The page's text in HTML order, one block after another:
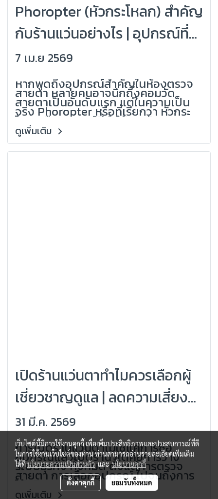
Phoropter (หัวกระโหลก) สำคัญ
กับร้านแว่นอย่างไร | อุปกรณ์ที่
ทำให้วัดสายตาแม่นขึ้น
(Grandlondon Optical)
7 เม.ย 2569
หากพูดถึงอุปกรณ์สำคัญในห้องตรวจ
สายตา หลายคนอาจนึกถึงคอมวัด
สายตาเป็นอันดับแรก แต่ในความเป็น
จริง Phoropter หรือที่เรียกว่า หัวกระ
โหลก คืออุปกรณ์ที่ทำให้การวัดสายตา
แม่นยำจริงเพราะแม้คอมจะวัดค่าเบื้อง
ต้นได้ดี แต่ค่าที่ลูกค้าใส่สบายและใช้งาน
ได้จริง ต้องผ่านการปรับด้วย
ดูเพิ่มเติม
เปิดร้านแว่นตาทำไมควรเลือกผู้
เชี่ยวชาญดูแล | ลดความเสี่ยง
เริ่มต้นได้อย่างมืออาชีพ
(Grandlondon Optical)
31 มี.ค. 2569
การเปิดร้านแว่นตาไม่ใช่แค่การซื้อ
อุปกรณ์แล้วเปิดร้าน แต่คือการวาง
ระบบธุรกิจ ทั้งหมด ตั้งแต่การตรวจ
สายตา การเลือกอุปกรณ์ ไปจนถึงการ
ให้บริการลูกค้าหลายคนเลือกเริ่มต้น
ด้วยตัวเองเพื่อลดต้นทุน แต่ในความ
ดูเพิ่มเติม
เว็บไซต์นี้มีการใช้งานคุกกี้ เพื่อเพิ่มประสิทธิภาพและประสบการณ์ที่ดี
ในการใช้งานเว็บไซต์ของท่าน ท่านสามารถอ่านรายละเอียดเพิ่มเติม
ได้ที่นโยบายความเป็นส่วนตัวและนโยบายคุกกี้
ตั้งค่าคุกกี้ ยอมรับทั้งหมด